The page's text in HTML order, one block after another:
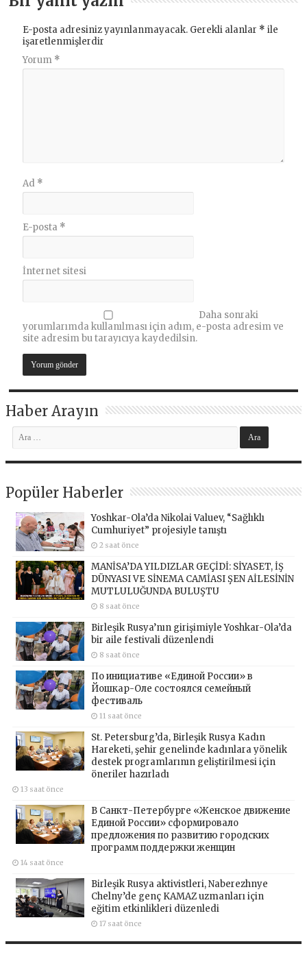
E-posta adresiniz yayınlanmayacak. Gerekli alanlar * ile
işaretlenmişlerdir
Yorum *
Ad *
E-posta *
İnternet sitesi
Daha sonraki
yorumlarımda kullanılması için adım, e-posta adresim ve
site adresim bu tarayıcıya kaydedilsin.
Haber Arayın
Popüler Haberler
Yoshkar-Ola’da Nikolai Valuev, “Sağlıklı
Cumhuriyet” projesiyle tanıştı
2 saat önce
MANİSA’DA YILDIZLAR GEÇİDİ: SİYASET, İŞ
DÜNYASI VE SİNEMA CAMİASI ŞEN AİLESİNİN
MUTLULUĞUNDA BULUŞTU
8 saat önce
Birleşik Rusya’nın girişimiyle Yoshkar-Ola’da
bir aile festivali düzenlendi
8 saat önce
По инициативе «Единой России» в
Йошкар-Оле состоялся семейный
фестиваль
11 saat önce
St. Petersburg’da, Birleşik Rusya Kadın
Hareketi, şehir genelinde kadınlara yönelik
destek programlarının geliştirilmesi için
öneriler hazırladı
13 saat önce
В Санкт-Петербурге «Женское движение
Единой России» сформировало
предложения по развитию городских
программ поддержки женщин
14 saat önce
Birleşik Rusya aktivistleri, Naberezhnye
Chelny’de genç KAMAZ uzmanları için
eğitim etkinlikleri düzenledi
17 saat önce